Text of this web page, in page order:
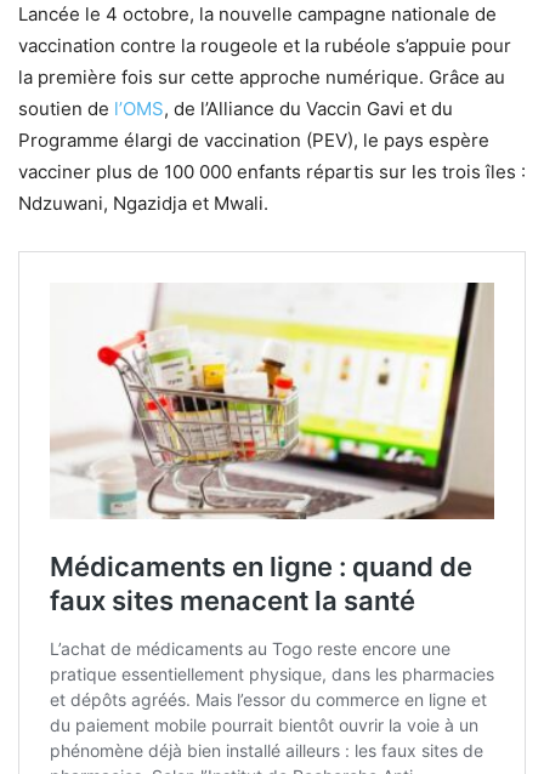
Lancée le 4 octobre, la nouvelle campagne nationale de
vaccination contre la rougeole et la rubéole s’appuie pour
la première fois sur cette approche numérique. Grâce au
soutien de l’OMS, de l’Alliance du Vaccin Gavi et du
Programme élargi de vaccination (PEV), le pays espère
vacciner plus de 100 000 enfants répartis sur les trois îles :
Ndzuwani, Ngazidja et Mwali.